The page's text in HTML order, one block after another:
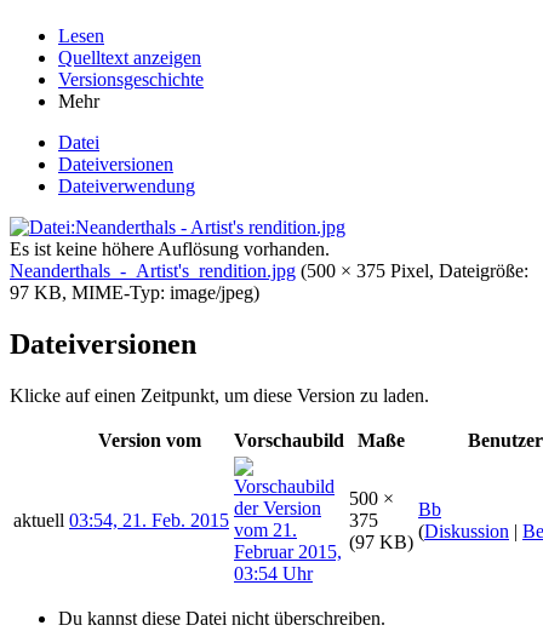
Lesen
Quelltext anzeigen
Versionsgeschichte
Mehr
Datei
Dateiversionen
Dateiverwendung
Es ist keine höhere Auflösung vorhanden.
Neanderthals_-_Artist's_rendition.jpg (500 × 375 Pixel, Dateigröße:
97 KB, MIME-Typ: image/jpeg)
Dateiversionen
Klicke auf einen Zeitpunkt, um diese Version zu laden.
Version vom Vorschaubild Maße Benutzer
aktuell 03:54, 21. Feb. 2015
500 ×
375
(97 KB)
Bb
(Diskussion |
Du kannst diese Datei nicht überschreiben.